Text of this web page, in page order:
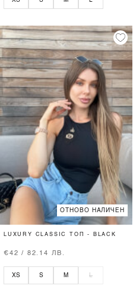
ОТНОВО НАЛИЧЕН
LUXURY CLASSIC ТОП - BLACK
€42 / 82.14 ЛВ.
XS S M L